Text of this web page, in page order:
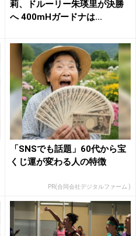
莉、ドルーリー朱瑛里が決勝
へ 400mHガードナは...
「SNSでも話題」60代から宝
くじ運が変わる人の特徴
PR(合同会社デジタルファーム )